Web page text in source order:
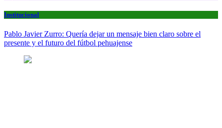
Institucional
Pablo Javier Zurro: Quería dejar un mensaje bien claro sobre el
presente y el futuro del fútbol pehuajense